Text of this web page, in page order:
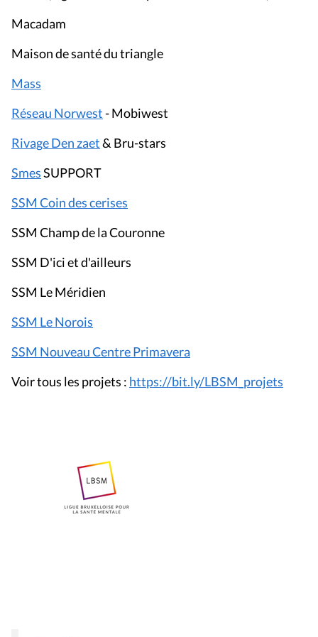
Macadam
Maison de santé du triangle
Mass
Réseau Norwest- Mobiwest
Rivage Den zaet& Bru-stars
SmesSUPPORT
SSM Coin des cerises
SSM Champ de la Couronne
SSM D'ici et d'ailleurs
SSM Le Méridien
SSM Le Norois
SSM Nouveau Centre Primavera
Voir tous les projets : https://bit.ly/LBSM_projets